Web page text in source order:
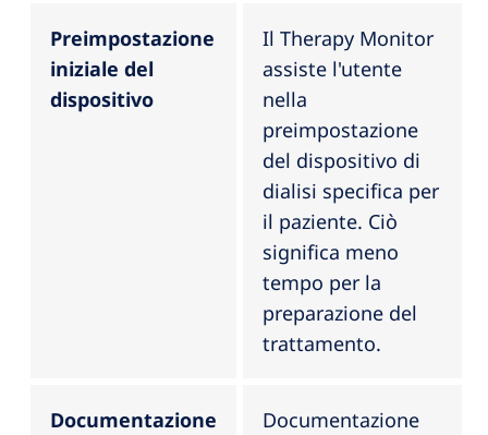
Preimpostazione
iniziale del
dispositivo
Il Therapy Monitor
assiste l'utente
nella
preimpostazione
del dispositivo di
dialisi specifica per
il paziente. Ciò
significa meno
tempo per la
preparazione del
trattamento.
Documentazione
Documentazione